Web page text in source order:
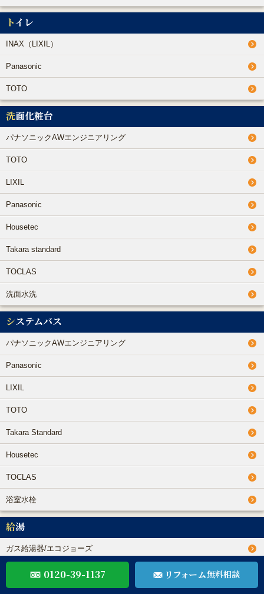
トイレ
INAX（LIXIL）
Panasonic
TOTO
洗面化粧台
パナソニックAWエンジニアリング
TOTO
LIXIL
Panasonic
Housetec
Takara standard
TOCLAS
洗面水洗
システムバス
パナソニックAWエンジニアリング
Panasonic
LIXIL
TOTO
Takara Standard
Housetec
TOCLAS
浴室水栓
給湯
ガス給湯器/エコジョーズ
電気温水器/エコキュート
0120-39-1137 リフォーム無料相談